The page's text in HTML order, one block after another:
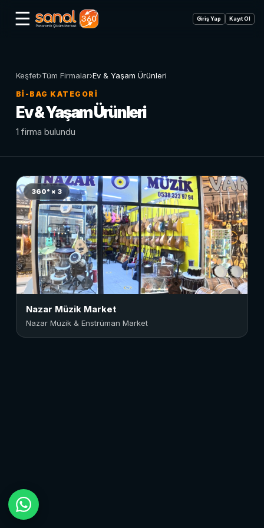
☰ Giriş Yap Kayıt Ol
Keşfet›Tüm Firmalar›Ev & Yaşam Ürünleri
BI-BAG KATEGORI
Ev & Yaşam Ürünleri
1 firma bulundu
360° × 3
Nazar Müzik Market
Nazar Müzik & Enstrüman Market